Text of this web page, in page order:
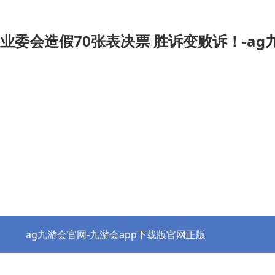
业委会造假70张表决票 胜诉变败诉！-ag
ag九游会官网-九游会app下载版官网正版